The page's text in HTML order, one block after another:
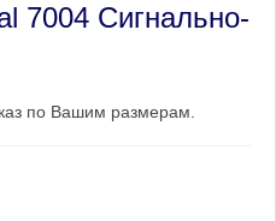
7004 Сигнально-
по Вашим размерам.